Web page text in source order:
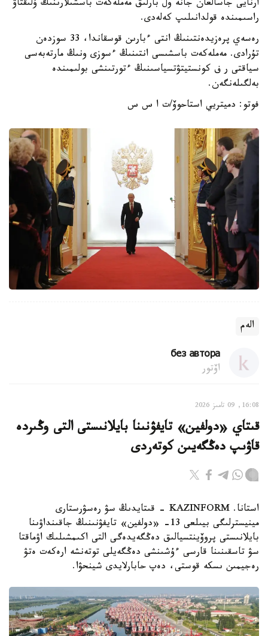
ارنايى جاسالعان جانە ول بارلىق مەملەكەت باسشىلارىنىڭ ۇلىقتاۋ
راسىمىندە قولدانىلىپ كەلەدى.
رەسەي پرەزيدەنتىنىڭ انتى ءبارىن قوسقاندا، 33 سوزدەن
تۇرادى. مەملەكەت باسشىسى انتىنىڭ ءسوزى ونىڭ مارتەبەسى
سياقتى ر ف كونستيتۋتسياسىنىڭ ءتورتىنشى بولىمىندە
بەلگىلەنگەن.
فوتو: دميتريي استاحوۆ/ت ا س س
الەم
без автора
اۆتور
16:08, 09 تامىز 2026
قىتاي «دولفين» تايفۋنىنا بايلانىستى التى وڭىردە
قاۋىپ دەڭگەيىن كوتەردى
استانا. KAZINFORM - قىتايدىڭ سۋ رەسۋرستارى
مينيسترلىگى بيىلعى 13- «دولفين» تايفۋنىنىڭ جاقىنداۋىنا
بايلانىستى پروۆينتسيالىق دەڭگەيدەگى التى اكىمشىلىك اۋماقتا
سۋ تاسقىنىنا قارسى ءۇشىنشى دەڭگەيلى توتەنشە ارەكەت ەتۋ
رەجيمىن ىسكە قوستى، دەپ حابارلايدى شينحۋا.